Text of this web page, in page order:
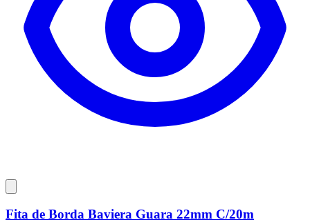
Fita de Borda Baviera Guara 22mm C/20m